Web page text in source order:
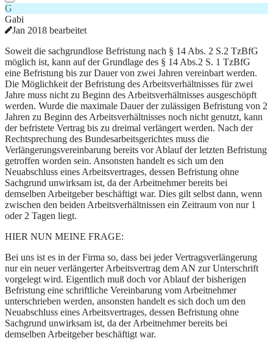
G
Gabi
Jan 2018 bearbeitet
Soweit die sachgrundlose Befristung nach § 14 Abs. 2 S.2 TzBfG
möglich ist, kann auf der Grundlage des § 14 Abs.2 S. 1 TzBfG
eine Befristung bis zur Dauer von zwei Jahren vereinbart werden.
Die Möglichkeit der Befristung des Arbeitsverhältnisses für zwei
Jahre muss nicht zu Beginn des Arbeitsverhältnisses ausgeschöpft
werden. Wurde die maximale Dauer der zulässigen Befristung von 2
Jahren zu Beginn des Arbeitsverhältnisses noch nicht genutzt, kann
der befristete Vertrag bis zu dreimal verlängert werden. Nach der
Rechtsprechung des Bundesarbeitsgerichtes muss die
Verlängerungsvereinbarung bereits vor Ablauf der letzten Befristung
getroffen worden sein. Ansonsten handelt es sich um den
Neuabschluss eines Arbeitsvertrages, dessen Befristung ohne
Sachgrund unwirksam ist, da der Arbeitnehmer bereits bei
demselben Arbeitgeber beschäftigt war. Dies gilt selbst dann, wenn
zwischen den beiden Arbeitsverhältnissen ein Zeitraum von nur 1
oder 2 Tagen liegt.
HIER NUN MEINE FRAGE:
Bei uns ist es in der Firma so, dass bei jeder Vertragsverlängerung
nur ein neuer verlängerter Arbeitsvertrag dem AN zur Unterschrift
vorgelegt wird. Eigentlich muß doch vor Ablauf der bisherigen
Befristung eine schriftliche Vereinbarung vom Arbeitnehmer
unterschrieben werden, ansonsten handelt es sich doch um den
Neuabschluss eines Arbeitsvertrages, dessen Befristung ohne
Sachgrund unwirksam ist, da der Arbeitnehmer bereits bei
demselben Arbeitgeber beschäftigt war.